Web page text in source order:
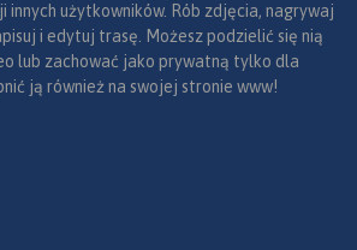
innych użytkowników. Rób zdjęcia, nagrywaj
i edytuj trasę. Możesz podzielić się nią
lub zachować jako prywatną tylko dla
ją również na swojej stronie www!